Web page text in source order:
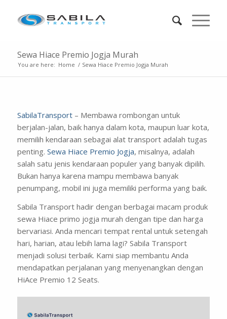
Sewa Hiace Premio Jogja Murah
You are here: Home / Sewa Hiace Premio Jogja Murah
SabilaTransport– Membawa rombongan untuk
berjalan-jalan, baik hanya dalam kota, maupun luar kota,
memilih kendaraan sebagai alat transport adalah tugas
penting. Sewa Hiace Premio Jogja, misalnya, adalah
salah satu jenis kendaraan populer yang banyak dipilih.
Bukan hanya karena mampu membawa banyak
penumpang, mobil ini juga memiliki performa yang baik.
Sabila Transport hadir dengan berbagai macam produk
sewa Hiace primo jogja murah dengan tipe dan harga
bervariasi. Anda mencari tempat rental untuk setengah
hari, harian, atau lebih lama lagi? Sabila Transport
menjadi solusi terbaik. Kami siap membantu Anda
mendapatkan perjalanan yang menyenangkan dengan
HiAce Premio 12 Seats.